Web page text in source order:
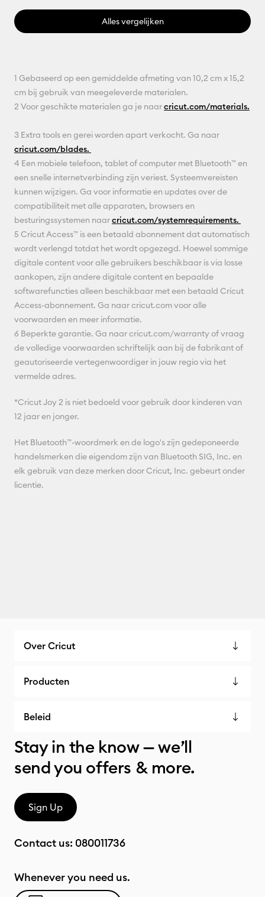
Alles vergelijken
1 Gebaseerd op een gemiddelde afmeting van 10,2 cm x 15,2
cm bij gebruik van meegeleverde materialen.
2 Voor geschikte materialen ga je naarcricut.com/materials.
3 Extra tools en gerei worden apart verkocht. Ga naar
cricut.com/blades.
4 Een mobiele telefoon, tablet of computer met Bluetooth™ en
een snelle internetverbinding zijn veriest. Systeemvereisten
kunnen wijzigen. Ga voor informatie en updates over de
compatibiliteit met alle apparaten, browsers en
besturingssystemen naarcricut.com/systemrequirements.
5 Cricut Access™ is een betaald abonnement dat automatisch
wordt verlengd totdat het wordt opgezegd. Hoewel sommige
digitale content voor alle gebruikers beschikbaar is via losse
aankopen, zijn andere digitale content en bepaalde
softwarefuncties alleen beschikbaar met een betaald Cricut
Access-abonnement. Ga naar cricut.com voor alle
voorwaarden en meer informatie.
6 Beperkte garantie. Ga naar cricut.com/warranty of vraag
de volledige voorwaarden schriftelijk aan bij de fabrikant of
geautoriseerde vertegenwoordiger in jouw regio via het
vermelde adres.
*Cricut Joy 2 is niet bedoeld voor gebruik door kinderen van
12 jaar en jonger.
Het Bluetooth™-woordmerk en de logo's zijn gedeponeerde
handelsmerken die eigendom zijn van Bluetooth SIG, Inc. en
elk gebruik van deze merken door Cricut, Inc. gebeurt onder
licentie.
Over Cricut
Producten
Beleid
Stay in the know — we’ll
send you offers & more.
Sign Up
Contact us: 080011736
Whenever you need us.